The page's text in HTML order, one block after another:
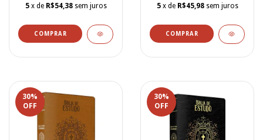
5 x de R$54,38 sem juros 5 x de R$45,98 sem juros
30%
OFF
30%
OFF